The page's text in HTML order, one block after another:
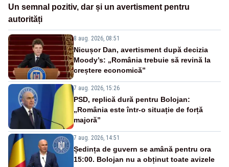
Un semnal pozitiv, dar și un avertisment pentru
autorități
8 aug. 2026, 08:51
Nicușor Dan, avertisment după decizia
Moody’s: „România trebuie să revină la
creștere economică”
7 aug. 2026, 15:26
PSD, replică dură pentru Bolojan:
„România este într-o situație de forță
majoră”
7 aug. 2026, 14:51
Ședința de guvern se amână pentru ora
15:00. Bolojan nu a obținut toate avizele